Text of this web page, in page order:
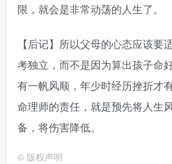
限，就会是非常动荡的人生了。
【后记】所以父母的心态应该要
考独立，而不是因为算出孩子命
有一帆风顺，年少时经历挫折才
命理师的责任，就是预先将人生
备，将伤害降低。
© 版权声明